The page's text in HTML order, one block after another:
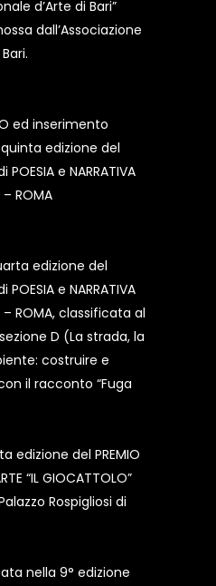
d’Arte di Bari”
dall’Associazione
ed inserimento
edizione del
POESIA e NARRATIVA
– ROMA
edizione del
POESIA e NARRATIVA
– ROMA, classificata al
D (La strada, la
costruire e
il racconto “Fuga
edizione del PREMIO
“IL GIOCATTOLO”
Rospigliosi di
nella 9° edizione